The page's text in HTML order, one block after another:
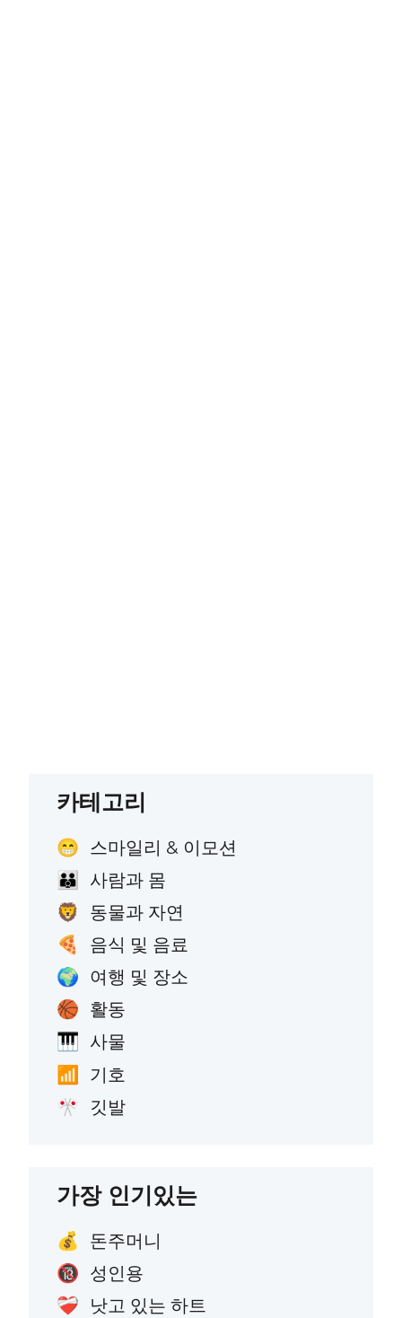
카테고리
😁 스마일리 & 이모션
👪 사람과 몸
🦁 동물과 자연
🍕 음식 및 음료
🌍 여행 및 장소
🏀 활동
🎹 사물
📶 기호
🎌 깃발
가장 인기있는
💰 돈주머니
🔞 성인용
❤️‍🩹 낫고 있는 하트